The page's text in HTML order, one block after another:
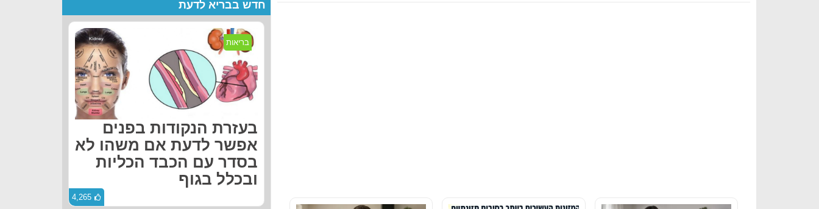
חדש בבריא לדעת
בריאות
בעזרת הנקודות בפנים
אפשר לדעת אם משהו לא
בסדר עם הכבד הכליות
ובכלל בגוף
4,265